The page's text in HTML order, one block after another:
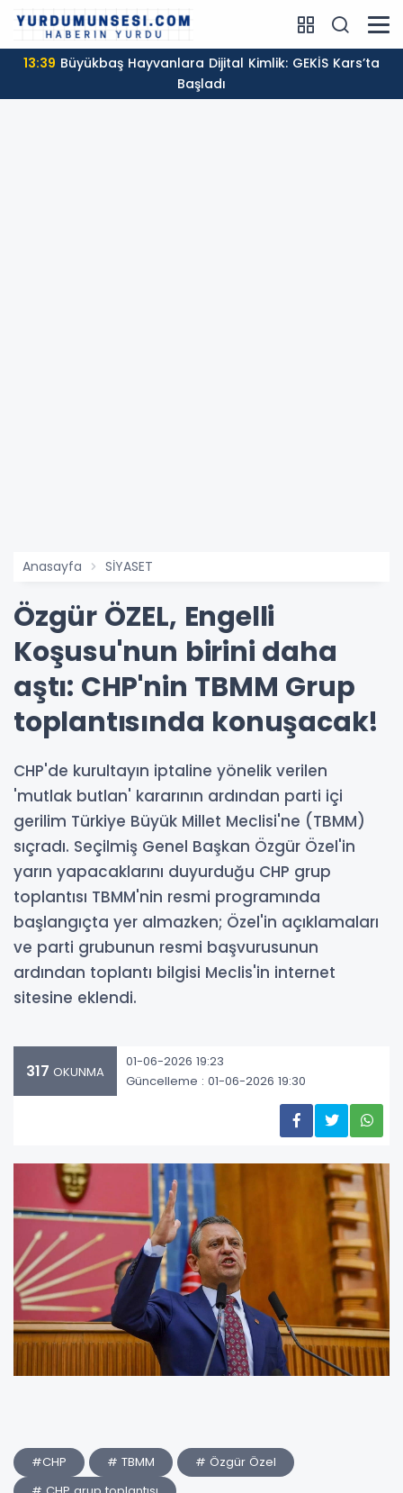
13:39
Başladı
Anasayfa SİYASET
Özgür ÖZEL, Engelli
Koşusu'nun birini daha
aştı: CHP'nin TBMM Grup
toplantısında konuşacak!
CHP'de kurultayın iptaline yönelik verilen
'mutlak butlan' kararının ardından parti içi
gerilim Türkiye Büyük Millet Meclisi'ne (TBMM)
sıçradı. Seçilmiş Genel Başkan Özgür Özel'in
yarın yapacaklarını duyurduğu CHP grup
toplantısı TBMM'nin resmi programında
başlangıçta yer almazken; Özel'in açıklamaları
ve parti grubunun resmi başvurusunun
ardından toplantı bilgisi Meclis'in internet
sitesine eklendi.
317 OKUNMA
01-06-2026 19:23
Güncelleme : 01-06-2026 19:30
#CHP # TBMM
# Özgür Özel